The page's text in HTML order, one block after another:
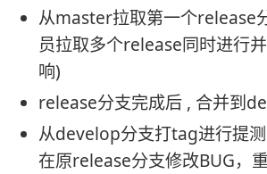
从master拉取第一个release
员拉取多个release同时进行
响)
release分支完成后 , 合并到
从develop分支打tag进行提
在原release分支修改BUG，